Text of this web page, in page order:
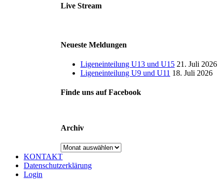
Live Stream
Neueste Meldungen
Ligeneinteilung U13 und U15 21. Juli 2026
Ligeneinteilung U9 und U11 18. Juli 2026
Finde uns auf Facebook
Archiv
Archiv
KONTAKT
Datenschutzerklärung
Login